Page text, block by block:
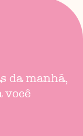
da manhã,
você